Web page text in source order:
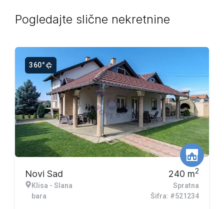
Pogledajte slične nekretnine
360°
Novi Sad
Klisa - Slana
bara
240 m2
Spratna
Šifra: #521234